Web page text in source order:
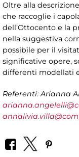
Oltre alla
che raccoglie i
dell’Ottocento e la
nella suggestiva
possibile per il
significative opere,
differenti modellati
Referenti: Arianna